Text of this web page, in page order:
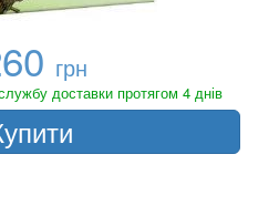
грн
доставки протягом 4 днів